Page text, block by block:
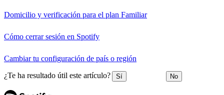
Domicilio y verificación para el plan Familiar
Cómo cerrar sesión en Spotify
Cambiar tu configuración de país o región
¿Te ha resultado útil este artículo? Sí No